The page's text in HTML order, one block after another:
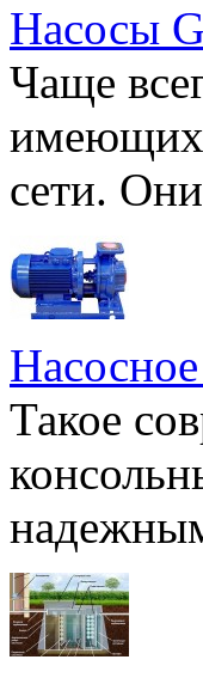
Насосы
Чаще
имеющих
сети.
Такое